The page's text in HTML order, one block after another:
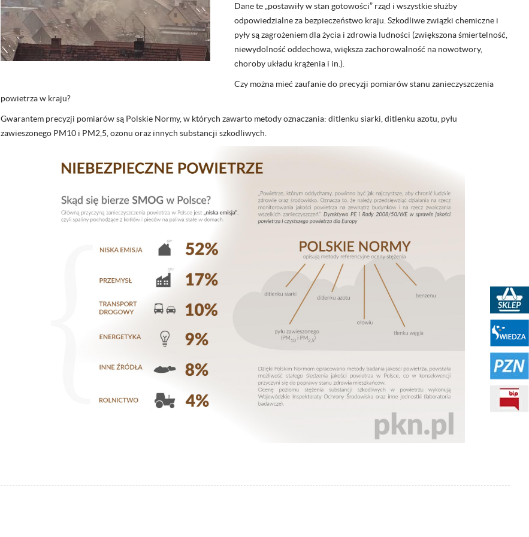
Dane te „postawiły w stan gotowości” rząd i wszystkie służby
odpowiedzialne za bezpieczeństwo kraju. Szkodliwe związki chemiczne i
pyły są zagrożeniem dla życia i zdrowia ludności (zwiększona śmiertelność,
niewydolność oddechowa, większa zachorowalność na nowotwory,
choroby układu krążenia i in.).
Czy można mieć zaufanie do precyzji pomiarów stanu zanieczyszczenia
powietrza w kraju?
Gwarantem precyzji pomiarów są Polskie Normy, w których zawarto metody oznaczania: ditlenku siarki, ditlenku azotu, pyłu
zawieszonego PM10 i PM2,5, ozonu oraz innych substancji szkodliwych.
Sklep PKN
Portal WIEDZA
BIP